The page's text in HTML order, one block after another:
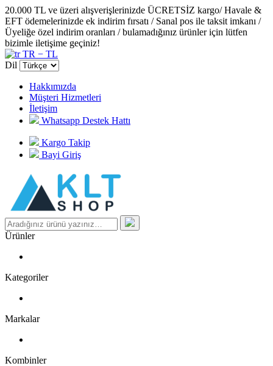
20.000 TL ve üzeri alışverişlerinizde ÜCRETSİZ kargo/ Havale &
EFT ödemelerinizde ek indirim fırsatı / Sanal pos ile taksit imkanı /
Üyeliğe özel indirim oranları / bulamadığınız ürünler için lütfen
bizimle iletişime geçiniz!
TR − TL
Dil
Hakkımızda
Müşteri Hizmetleri
İletişim
Whatsapp Destek Hattı
Kargo Takip
Bayi Giriş
Ürünler
Kategoriler
Markalar
Kombinler